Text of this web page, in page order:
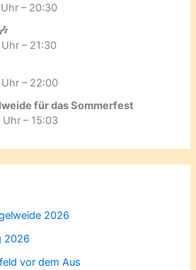
– 20:30
– 21:30
– 22:00
für das Sommerfest
– 15:03
2026
2026
vor dem Aus